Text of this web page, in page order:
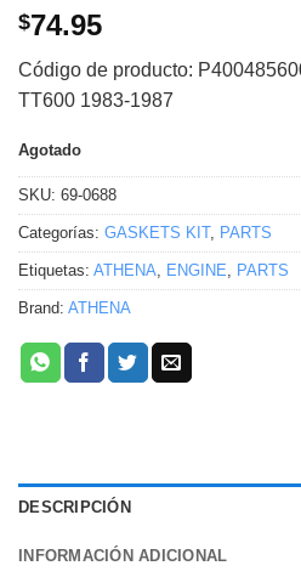
$74.95
Código de producto:
TT600 1983-1987
Agotado
SKU: 69-0688
Categorías: GASKETS KIT, PARTS
Etiquetas: ATHENA, ENGINE, PARTS
Brand: ATHENA
DESCRIPCIÓN
INFORMACIÓN ADICIONAL